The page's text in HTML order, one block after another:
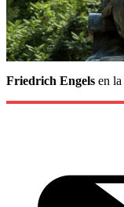
Friedrich Engels en la